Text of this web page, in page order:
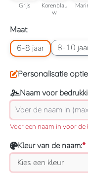
Grijs
Korenblau
w
Selecteer
Maat
6-8 jaar
Maatoptie: 6-8 jaar
8-10
Personalisatie
Naam voor
Voer een naam in voor
Kleur van de naam:*